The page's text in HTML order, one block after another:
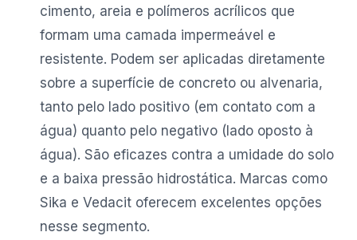
cimento, areia e polímeros acrílicos que
formam uma camada impermeável e
resistente. Podem ser aplicadas diretamente
sobre a superfície de concreto ou alvenaria,
tanto pelo lado positivo (em contato com a
água) quanto pelo negativo (lado oposto à
água). São eficazes contra a umidade do solo
e a baixa pressão hidrostática. Marcas como
Sika e Vedacit oferecem excelentes opções
nesse segmento.